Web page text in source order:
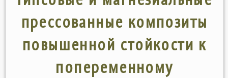
прессованные композиты
повышенной стойкости к
попеременному